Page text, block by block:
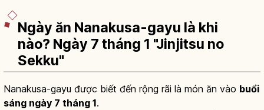
Ngày ăn Nanakusa-gayu là khi
nào? Ngày 7 tháng 1 "Jinjitsu no
Sekku"
Nanakusa-gayu được biết đến rộng rãi là món ăn vào buổi
sáng ngày 7 tháng 1.